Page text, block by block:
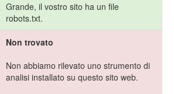
Grande, il vostro sito ha un file
robots.txt.
Non trovato
Non abbiamo rilevato uno strumento di
analisi installato su questo sito web.